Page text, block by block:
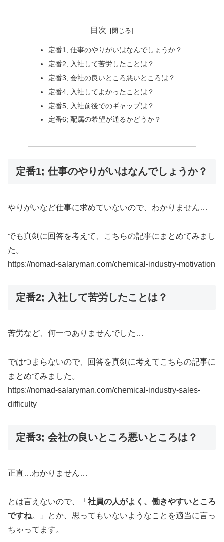
目次
定番1; 仕事のやりがいはなんでしょうか？
定番2; 入社して苦労したことは？
定番3; 会社の良いところ悪いところは？
定番4; 入社してよかったことは？
定番5; 入社前後でのギャップは？
定番6; 配属の希望が通るかどうか？
定番1; 仕事のやりがいはなんでしょうか？
やりがいなど仕事に求めていないので、わかりません…
でも真剣に回答を考えて、こちらの記事にまとめてみまし
た。
https://nomad-salaryman.com/chemical-industry-motivation
定番2; 入社して苦労したことは？
苦労など、何一つありませんでした…
ではつまらないので、回答を真剣に考えてこちらの記事に
まとめてみました。
https://nomad-salaryman.com/chemical-industry-sales-
difficulty
定番3; 会社の良いところ悪いところは？
正直…わかりません…
とは言えないので、「 社員の人がよく、働きやすいところ
ですね。」とか、思ってもいないようなことを適当に言っ
ちゃってます。